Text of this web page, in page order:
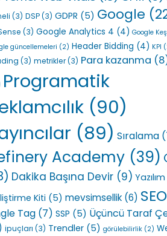
(3) DSP(3) GDPR (5) Google
(3) Google Analytics 4 (4) Google
güncellemeleri (2) Header Bidding (4) KPI
(3) metrikler(3) Para kazanma
Programatik
(90)
(89) Sıralama
Academy (39)
Dakika Başına Devir (9) Yazılım
Kiti (5) mevsimsellik (6) SEO
Tag (7) SSP (5) Üçüncü Taraf
ipuçları (3) Trendler (5) görülebilirlik (2)